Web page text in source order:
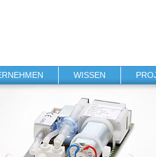
WISSEN
Studien
Veröffentlichungen